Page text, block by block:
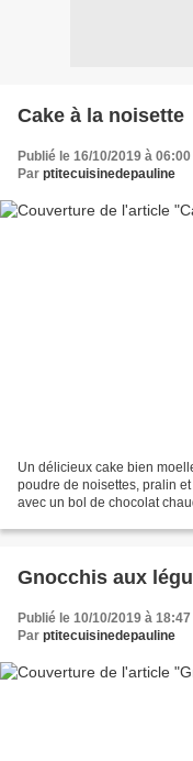
Cake à la noisette
Publié le 16/10/2019 à 06:00
Par ptitecuisinedepauline
Un délicieux cake bien
poudre de noisettes, pralin
avec un bol de chocolat
Gnocchis aux
Publié le 10/10/2019 à 18:47
Par ptitecuisinedepauline